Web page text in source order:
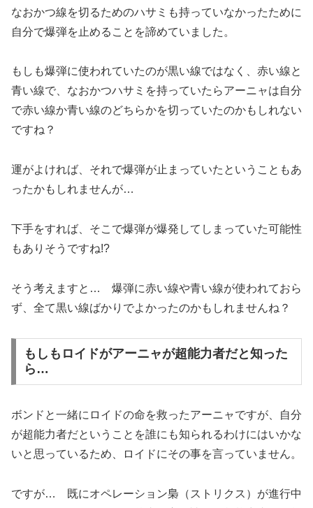
なおかつ線を切るためのハサミも持っていなかったために
自分で爆弾を止めることを諦めていました。
もしも爆弾に使われていたのが黒い線ではなく、赤い線と
青い線で、なおかつハサミを持っていたらアーニャは自分
で赤い線か青い線のどちらかを切っていたのかもしれない
ですね？
運がよければ、それで爆弾が止まっていたということもあ
ったかもしれませんが…
下手をすれば、そこで爆弾が爆発してしまっていた可能性
もありそうですね!?
そう考えますと… 爆弾に赤い線や青い線が使われておら
ず、全て黒い線ばかりでよかったのかもしれませんね？
もしもロイドがアーニャが超能力者だと知った
ら…
ボンドと一緒にロイドの命を救ったアーニャですが、自分
が超能力者だということを誰にも知られるわけにはいかな
いと思っているため、ロイドにその事を言っていません。
ですが… 既にオペレーション梟（ストリクス）が進行中